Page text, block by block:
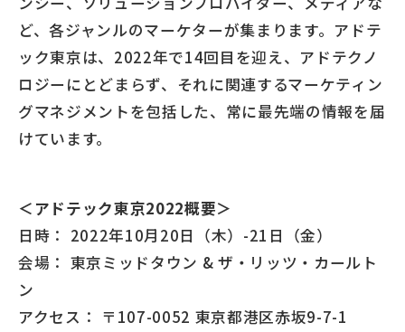
ど、各ジャンルのマーケターが集まります。アドテ
ック東京は、2022年で14回目を迎え、アドテクノ
ロジーにとどまらず、それに関連するマーケティン
グマネジメントを包括した、常に最先端の情報を届
けています。
＜アドテック東京2022概要＞
日時： 2022年10月20日（木）-21日（金）
会場： 東京ミッドタウン & ザ・リッツ・カールト
ン
アクセス： 〒107-0052 東京都港区赤坂9-7-1